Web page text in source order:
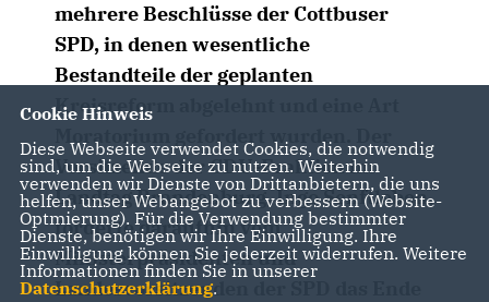
mehrere Beschlüsse der Cottbuser
SPD, in denen wesentliche
Bestandteile der geplanten
Kreisreform abgelehnt und eine Art
Moratorium gefordert wurden. Der
Vorsitzende der CDU-Fraktion im
Landtag Brandenburg, Ingo Senftleben,
forderte daraufhin vom
Ministerpräsidenten und
Landesvorsitzenden der SPD das Ende
Cookie Hinweis
Diese Webseite verwendet Cookies, die notwendig
sind, um die Webseite zu nutzen. Weiterhin
verwenden wir Dienste von Drittanbietern, die uns
helfen, unser Webangebot zu verbessern (Website-
Optmierung). Für die Verwendung bestimmter
Dienste, benötigen wir Ihre Einwilligung. Ihre
Einwilligung können Sie jederzeit widerrufen. Weitere
Informationen finden Sie in unserer
Datenschutzerklärung.